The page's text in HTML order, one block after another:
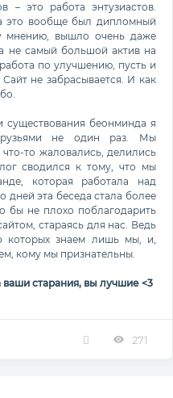
– это работа энтузиастов.
это вообще был дипломный
мнению, вышло очень даже
не самый большой актив на
по улучшению, пусть и
не забрасывается. И как
существования беонминда я
не один раз. Мы
то жаловались, делились
сводился к тому, что мы
которая работала над
дней эта беседа стала более
бы не плохо поблагодарить
стараясь для нас. Ведь
которых знаем лишь мы, и,
кому мы признательны.
старания, вы лучшие <3
271